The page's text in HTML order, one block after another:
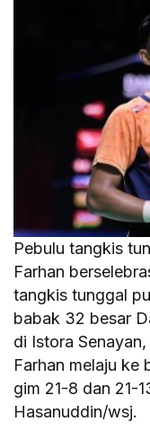
Pebulu tangkis
Farhan
tangkis tunggal
babak 32 besar
di Istora
Farhan melaju ke
gim 21-8 dan 21-
Hasanuddin/wsj.